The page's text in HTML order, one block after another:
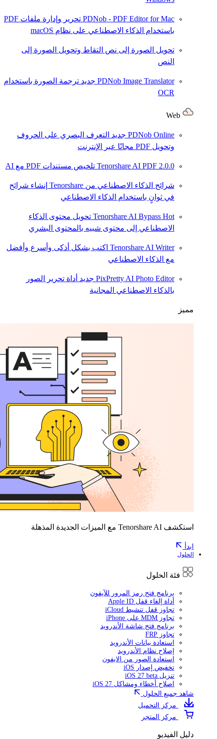
PDNob - PDF Editor for Mac
تحرير وإدارة ملفات PDF
باستخدام الذكاء الاصطناعي على نظام macOS
تحويل الصورة إلى نص التقاط وتحويل الصورة إلى
النص
PDNob Image Translator جديد ترجمة الصورة باستخدام
OCR
PDNob Online جديد التعرف البصري على الحروف
وتحويل PDF مجانًا عبر الإنترنت
Tenorshare AI PDF 2.0.0 تلخيص مستندات PDF مع AI
شرائح الذكاء الاصطناعي من Tenorshare
إنشاء شرائح
في ثوانٍ باستخدام الذكاء الاصطناعي
Tenorshare AI Bypass Hot
تحويل محتوى الذكاء
الاصطناعي إلى محتوى شبيه بالمحتوى البشري
Tenorshare AI Writer اكتب بشكل أذكى وأسرع وأفضل
مع الذكاء الاصطناعي
PixPretty AI Photo Editor جديد أداة تحرير الصور
بالذكاء الاصطناعي المجانية
مميز
استكشف Tenorshare AI مع الميزات الجديدة المذهلة
ابدأ
الحلول
فئة الحلول
برنامج فتح رمز المرور للآيفون
أداة إلغاء قفل Apple ID
تجاوز قفل تنشيط iCloud
تجاوز MDM على iPhone
برنامج فتح شاشة الأندرويد
تجاوز FRP
استعادة بيانات الأندرويد
إصلاح نظام الأندرويد
استعادة الصور من الايفون
تخفيض إصدار iOS
تنزيل iOS 27 beta
اصلاح أخطاء ومشاكل iOS 27
شاهد جميع الحلول
مركز التحميل
مركز المتجر
دليل الفيديو